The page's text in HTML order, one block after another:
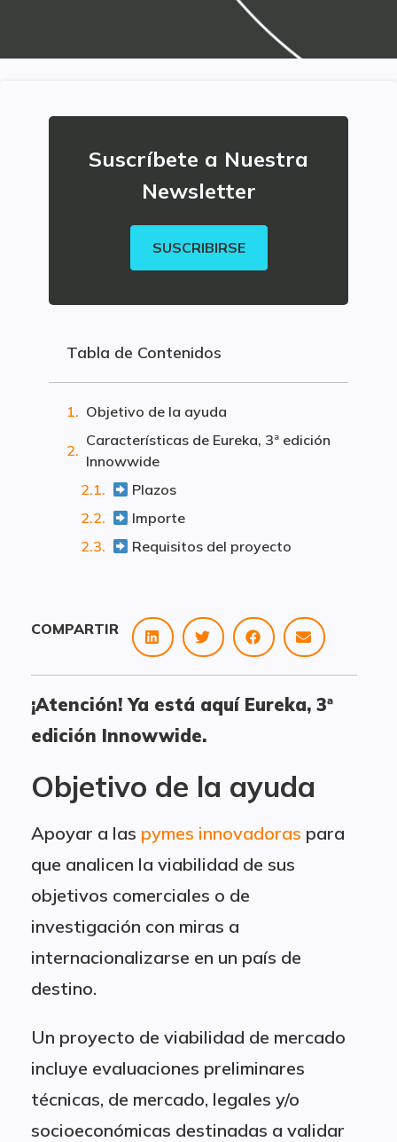
COMPARTIR
¡Atención! Ya está aquí Eureka, 3ª
edición Innowwide.
Objetivo de la ayuda
Apoyar a las pymes innovadoras para
que analicen la viabilidad de sus
objetivos comerciales o de
investigación con miras a
internacionalizarse en un país de
destino.
Un proyecto de viabilidad de mercado
incluye evaluaciones preliminares
técnicas, de mercado, legales y/o
socioeconómicas destinadas a validar
Suscríbete a Nuestra
Newsletter
SUSCRIBIRSE
Tabla de Contenidos
Objetivo de la ayuda
Características de Eureka, 3ª edición
Innowwide
Plazos
Importe
Requisitos del proyecto